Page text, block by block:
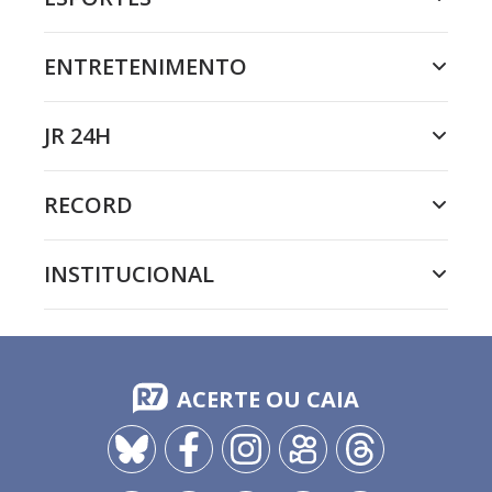
ENTRETENIMENTO
JR 24H
RECORD
INSTITUCIONAL
ACERTE OU CAIA